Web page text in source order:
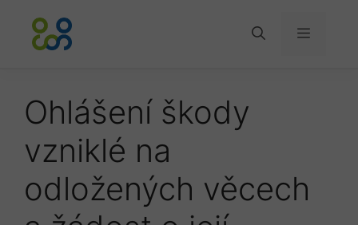
obsah
Menu
Ohlášení škody
vzniklé na
odložených věcech